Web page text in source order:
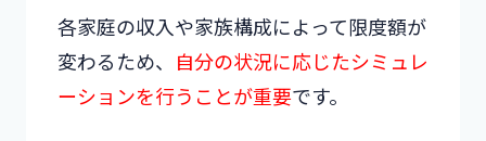
各家庭の収入や家族構成によって限度額が
変わるため、
自分の状況に応じたシミュレ
ーションを行うことが重要です。